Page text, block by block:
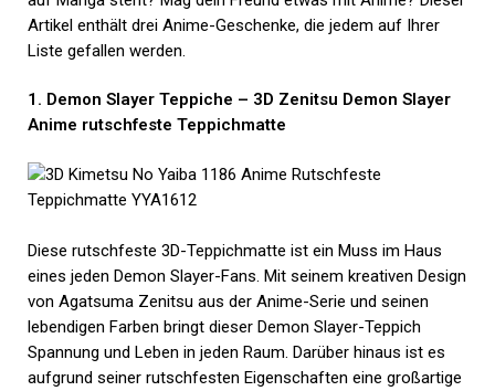
Artikel enthält drei Anime-Geschenke, die jedem auf Ihrer
Liste gefallen werden.
1. Demon Slayer Teppiche – 3D Zenitsu Demon Slayer
Anime rutschfeste Teppichmatte
Diese rutschfeste 3D-Teppichmatte ist ein Muss im Haus
eines jeden Demon Slayer-Fans. Mit seinem kreativen Design
von Agatsuma Zenitsu aus der Anime-Serie und seinen
lebendigen Farben bringt dieser Demon Slayer-Teppich
Spannung und Leben in jeden Raum. Darüber hinaus ist es
aufgrund seiner rutschfesten Eigenschaften eine großartige